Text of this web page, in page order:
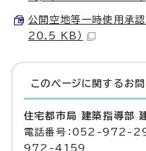
公開空地等一時使用承
20.5 KB）
このページに関する お
住宅都市局 建築指導部
電話番号：052-972-
972-4159